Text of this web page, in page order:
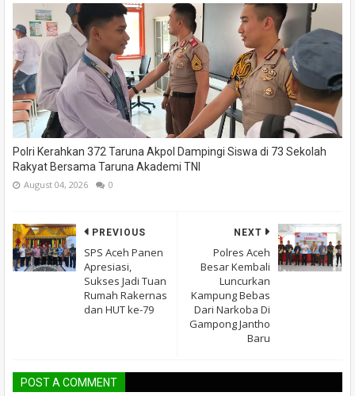
Polri Kerahkan 372 Taruna Akpol Dampingi Siswa di 73 Sekolah
Rakyat Bersama Taruna Akademi TNI
August 04, 2026 0
NEXT
Polres Aceh
Besar Kembali
Luncurkan
Kampung Bebas
Dari Narkoba Di
Gampong Jantho
Baru
PREVIOUS
SPS Aceh Panen
Apresiasi,
Sukses Jadi Tuan
Rumah Rakernas
dan HUT ke-79
POST A COMMENT